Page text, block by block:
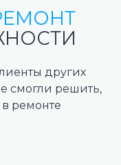
других
смогли решить,
в ремонте